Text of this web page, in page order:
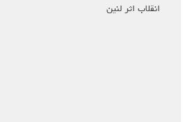
انقلاب اثر لنین